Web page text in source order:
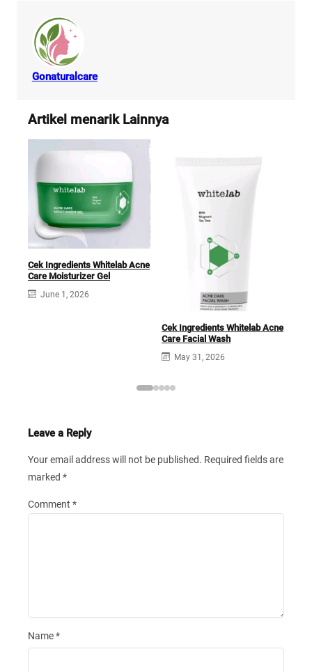
Gonaturalcare
Artikel menarik Lainnya
Cek Ingredients Whitelab Acne
Care Moisturizer Gel
June 1, 2026
Cek Ingredients Whitelab Acne
Care Facial Wash
May 31, 2026
Leave a Reply
Your email address will not be published. Required fields are
marked *
Comment *
Name*